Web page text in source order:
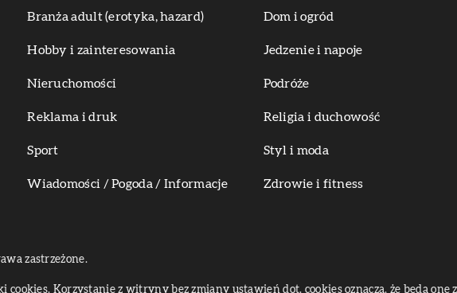
Branża adult (erotyka, hazard) Dom i ogród
Hobby i zainteresowania Jedzenie i napoje
Nieruchomości Podróże
Reklama i druk Religia i duchowość
Sport Styl i moda
Wiadomości / Pogoda / Informacje Zdrowie i fitness
zastrzeżone.
Korzystanie z witryny bez zmiany ustawień dot. cookies oznacza, że będą one